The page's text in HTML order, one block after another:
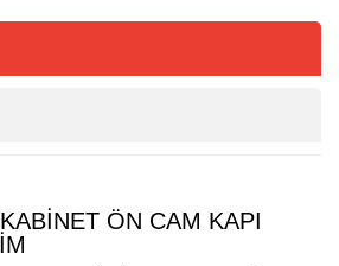
ÖN CAM KAPI